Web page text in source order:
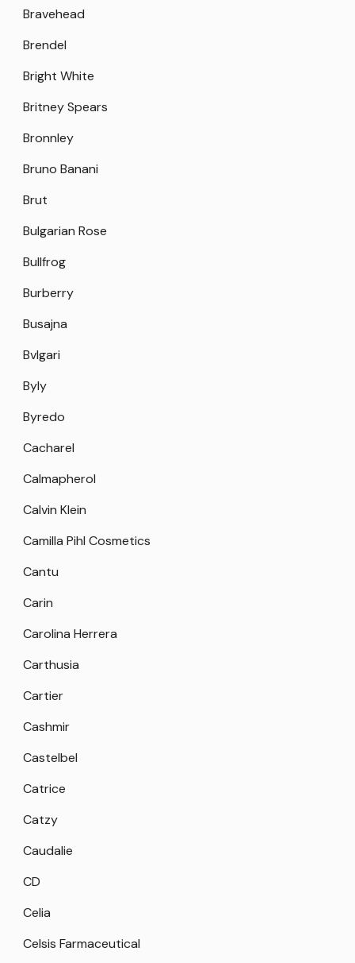
Bravehead
Brendel
Bright White
Britney Spears
Bronnley
Bruno Banani
Brut
Bulgarian Rose
Bullfrog
Burberry
Busajna
Bvlgari
Byly
Byredo
Cacharel
Calmapherol
Calvin Klein
Camilla Pihl Cosmetics
Cantu
Carin
Carolina Herrera
Carthusia
Cartier
Cashmir
Castelbel
Catrice
Catzy
Caudalie
CD
Celia
Celsis Farmaceutical